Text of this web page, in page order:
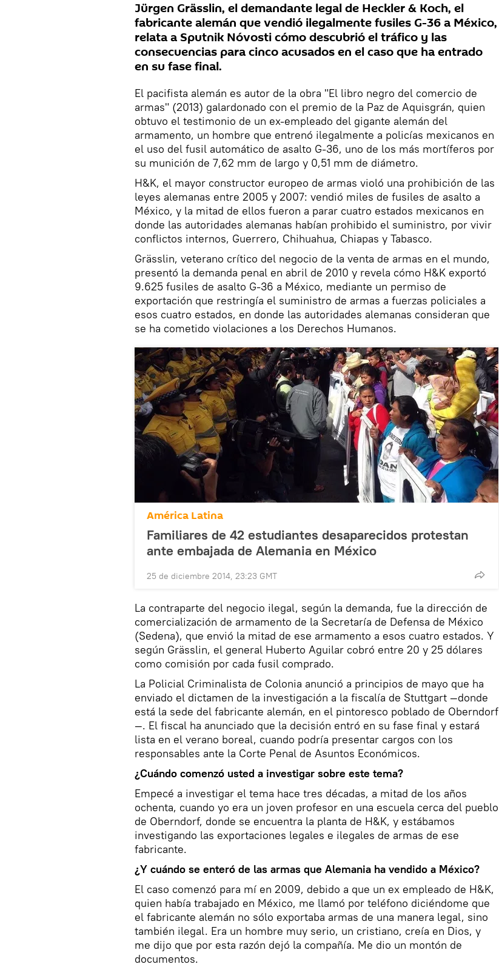
Jürgen Grässlin, el demandante legal de Heckler & Koch, el
fabricante alemán que vendió ilegalmente fusiles G-36 a México,
relata a Sputnik Nóvosti cómo descubrió el tráfico y las
consecuencias para cinco acusados en el caso que ha entrado
en su fase final.
El pacifista alemán es autor de la obra "El libro negro del comercio de
armas" (2013) galardonado con el premio de la Paz de Aquisgrán, quien
obtuvo el testimonio de un ex-empleado del gigante alemán del
armamento, un hombre que entrenó ilegalmente a policías mexicanos en
el uso del fusil automático de asalto G-36, uno de los más mortíferos por
su munición de 7,62 mm de largo y 0,51 mm de diámetro.
H&K, el mayor constructor europeo de armas violó una prohibición de las
leyes alemanas entre 2005 y 2007: vendió miles de fusiles de asalto a
México, y la mitad de ellos fueron a parar cuatro estados mexicanos en
donde las autoridades alemanas habían prohibido el suministro, por vivir
conflictos internos, Guerrero, Chihuahua, Chiapas y Tabasco.
Grässlin, veterano crítico del negocio de la venta de armas en el mundo,
presentó la demanda penal en abril de 2010 y revela cómo H&K exportó
9.625 fusiles de asalto G-36 a México, mediante un permiso de
exportación que restringía el suministro de armas a fuerzas policiales a
esos cuatro estados, en donde las autoridades alemanas consideran que
se ha cometido violaciones a los Derechos Humanos.
América Latina
Familiares de 42 estudiantes desaparecidos protestan
ante embajada de Alemania en México
25 de diciembre 2014, 23:23 GMT
La contraparte del negocio ilegal, según la demanda, fue la dirección de
comercialización de armamento de la Secretaría de Defensa de México
(Sedena), que envió la mitad de ese armamento a esos cuatro estados. Y
según Grässlin, el general Huberto Aguilar cobró entre 20 y 25 dólares
como comisión por cada fusil comprado.
La Policial Criminalista de Colonia anunció a principios de mayo que ha
enviado el dictamen de la investigación a la fiscalía de Stuttgart —donde
está la sede del fabricante alemán, en el pintoresco poblado de Oberndorf
—. El fiscal ha anunciado que la decisión entró en su fase final y estará
lista en el verano boreal, cuando podría presentar cargos con los
responsables ante la Corte Penal de Asuntos Económicos.
¿Cuándo comenzó usted a investigar sobre este tema?
Empecé a investigar el tema hace tres décadas, a mitad de los años
ochenta, cuando yo era un joven profesor en una escuela cerca del pueblo
de Oberndorf, donde se encuentra la planta de H&K, y estábamos
investigando las exportaciones legales e ilegales de armas de ese
fabricante.
¿Y cuándo se enteró de las armas que Alemania ha vendido a México?
El caso comenzó para mí en 2009, debido a que un ex empleado de H&K,
quien había trabajado en México, me llamó por teléfono diciéndome que
el fabricante alemán no sólo exportaba armas de una manera legal, sino
también ilegal. Era un hombre muy serio, un cristiano, creía en Dios, y
me dijo que por esta razón dejó la compañía. Me dio un montón de
documentos.